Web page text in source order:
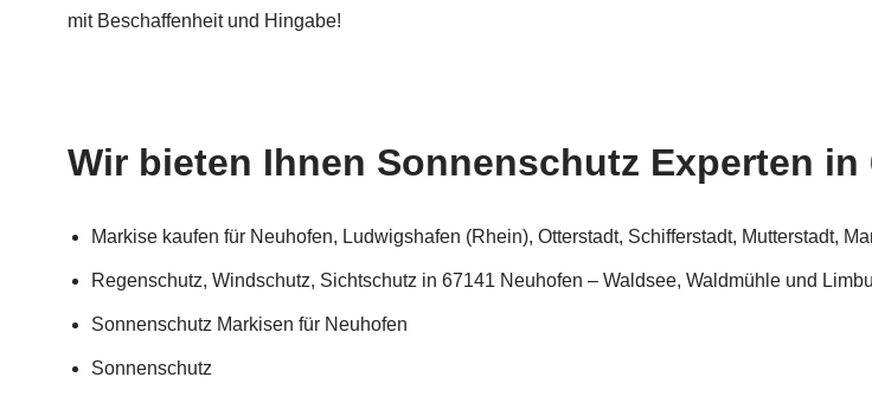
mit Beschaffenheit und Hingabe!
Wir bieten Ihnen Sonnenschutz Experten in
Markise kaufen für Neuhofen, Ludwigshafen (Rhein), Otterstadt, Schifferstadt, Mutterstadt,
Regenschutz, Windschutz, Sichtschutz in 67141 Neuhofen – Waldsee, Waldmühle und
Sonnenschutz Markisen für Neuhofen
Sonnenschutz